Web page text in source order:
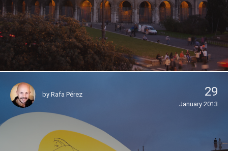
by Rafa Pérez 29
January 2013